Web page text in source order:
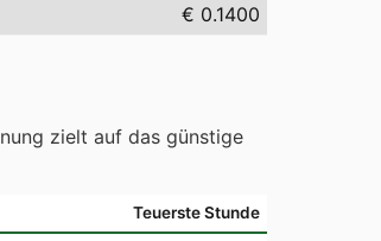
€ 0.1400
zielt auf das günstige
Teuerste Stunde